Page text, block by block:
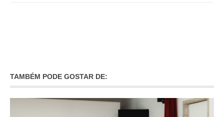
TAMBÉM PODE GOSTAR DE: